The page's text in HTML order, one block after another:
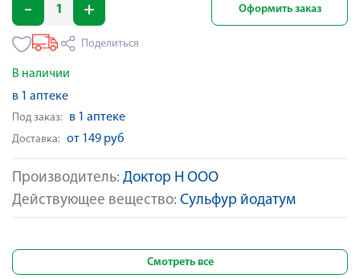
Производитель: Доктор Н ООО
Действующее вещество: Сульфур йодатум
Оформить заказ
Поделиться
В наличии
в 1 аптеке
Под заказ: в 1 аптеке
Доставка: от 149 руб
Смотреть все